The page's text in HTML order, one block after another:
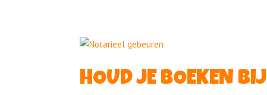
HOUD JE BOEKEN BIJ